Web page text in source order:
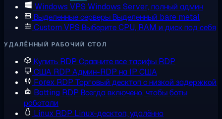
Windows VPS Windows Server, полный админ
Выделенные серверыВыделенный bare metal
Custom VPS Выберите CPU, RAM и диск под себя
УДАЛЁННЫЙ РАБОЧИЙ СТОЛ
Купить RDP Сравните все тарифы RDP
США RDP Админ-RDP на IP США
Forex RDP Торговый десктоп с низкой задержкой
Botting RDP Всегда включено, чтобы боты
работали
Linux RDP Linux-десктоп, удалённо